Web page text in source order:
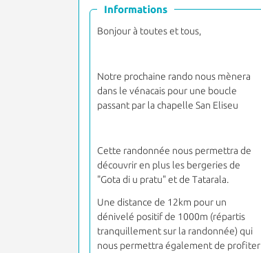
Informations
Bonjour à toutes et tous,
Notre prochaine rando nous mènera
dans le vénacais pour une boucle
passant par la chapelle San Eliseu
Cette randonnée nous permettra de
découvrir en plus les bergeries de
"Gota di u pratu" et de Tatarala.
Une distance de 12km pour un
dénivelé positif de 1000m (répartis
tranquillement sur la randonnée) qui
nous permettra également de profiter